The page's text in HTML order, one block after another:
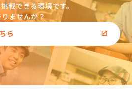
戦できる環境です。
ませんか？
ら